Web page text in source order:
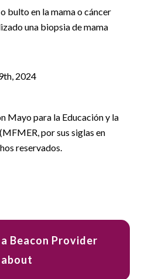
bulto en la mama o cáncer
una biopsia de mama
2024
Mayo para la Educación y la
por sus siglas en
reservados.
Beacon Provider
about